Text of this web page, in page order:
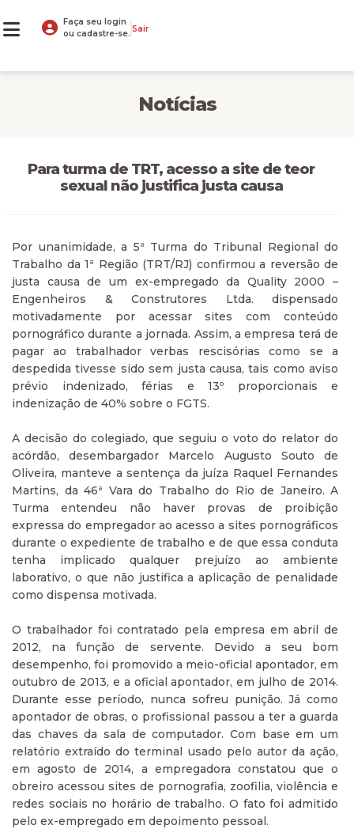
Faça seu login
ou cadastre-se. Sair
Notícias
Para turma de TRT, acesso a site de teor
sexual não justifica justa causa
Por unanimidade, a 5ª Turma do Tribunal Regional do
Trabalho da 1ª Região (TRT/RJ) confirmou a reversão de
justa causa de um ex-empregado da Quality 2000 –
Engenheiros & Construtores Ltda. dispensado
motivadamente por acessar sites com conteúdo
pornográfico durante a jornada. Assim, a empresa terá de
pagar ao trabalhador verbas rescisórias como se a
despedida tivesse sido sem justa causa, tais como aviso
prévio indenizado, férias e 13º proporcionais e
indenização de 40% sobre o FGTS.
A decisão do colegiado, que seguiu o voto do relator do
acórdão, desembargador Marcelo Augusto Souto de
Oliveira, manteve a sentença da juíza Raquel Fernandes
Martins, da 46ª Vara do Trabalho do Rio de Janeiro. A
Turma entendeu não haver provas de proibição
expressa do empregador ao acesso a sites pornográficos
durante o expediente de trabalho e de que essa conduta
tenha implicado qualquer prejuízo ao ambiente
laborativo, o que não justifica a aplicação de penalidade
como dispensa motivada.
O trabalhador foi contratado pela empresa em abril de
2012, na função de servente. Devido a seu bom
desempenho, foi promovido a meio-oficial apontador, em
outubro de 2013, e a oficial apontador, em julho de 2014.
Durante esse período, nunca sofreu punição. Já como
apontador de obras, o profissional passou a ter a guarda
das chaves da sala de computador. Com base em um
relatório extraído do terminal usado pelo autor da ação,
em agosto de 2014, a empregadora constatou que o
obreiro acessou sites de pornografia, zoofilia, violência e
redes sociais no horário de trabalho. O fato foi admitido
pelo ex-empregado em depoimento pessoal.